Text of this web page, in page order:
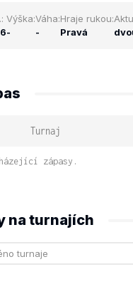
Výška:
-
Váha:
-
Hraje rukou:
Pravá
Turnaj
zápasy.
na turnajích